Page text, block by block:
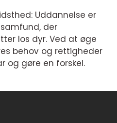
Uddannelse er
der
los dyr. Ved at øge
behov og rettigheder
og gøre en forskel.